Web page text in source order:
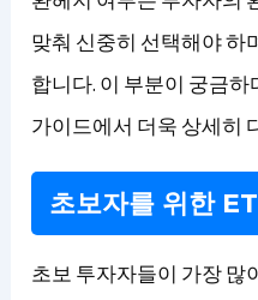
맞춰 신중히 선택해야 하
합니다. 이 부분이 궁금
가이드에서 더욱 상세히
초보자를 위한
초보 투자자들이 가장 많